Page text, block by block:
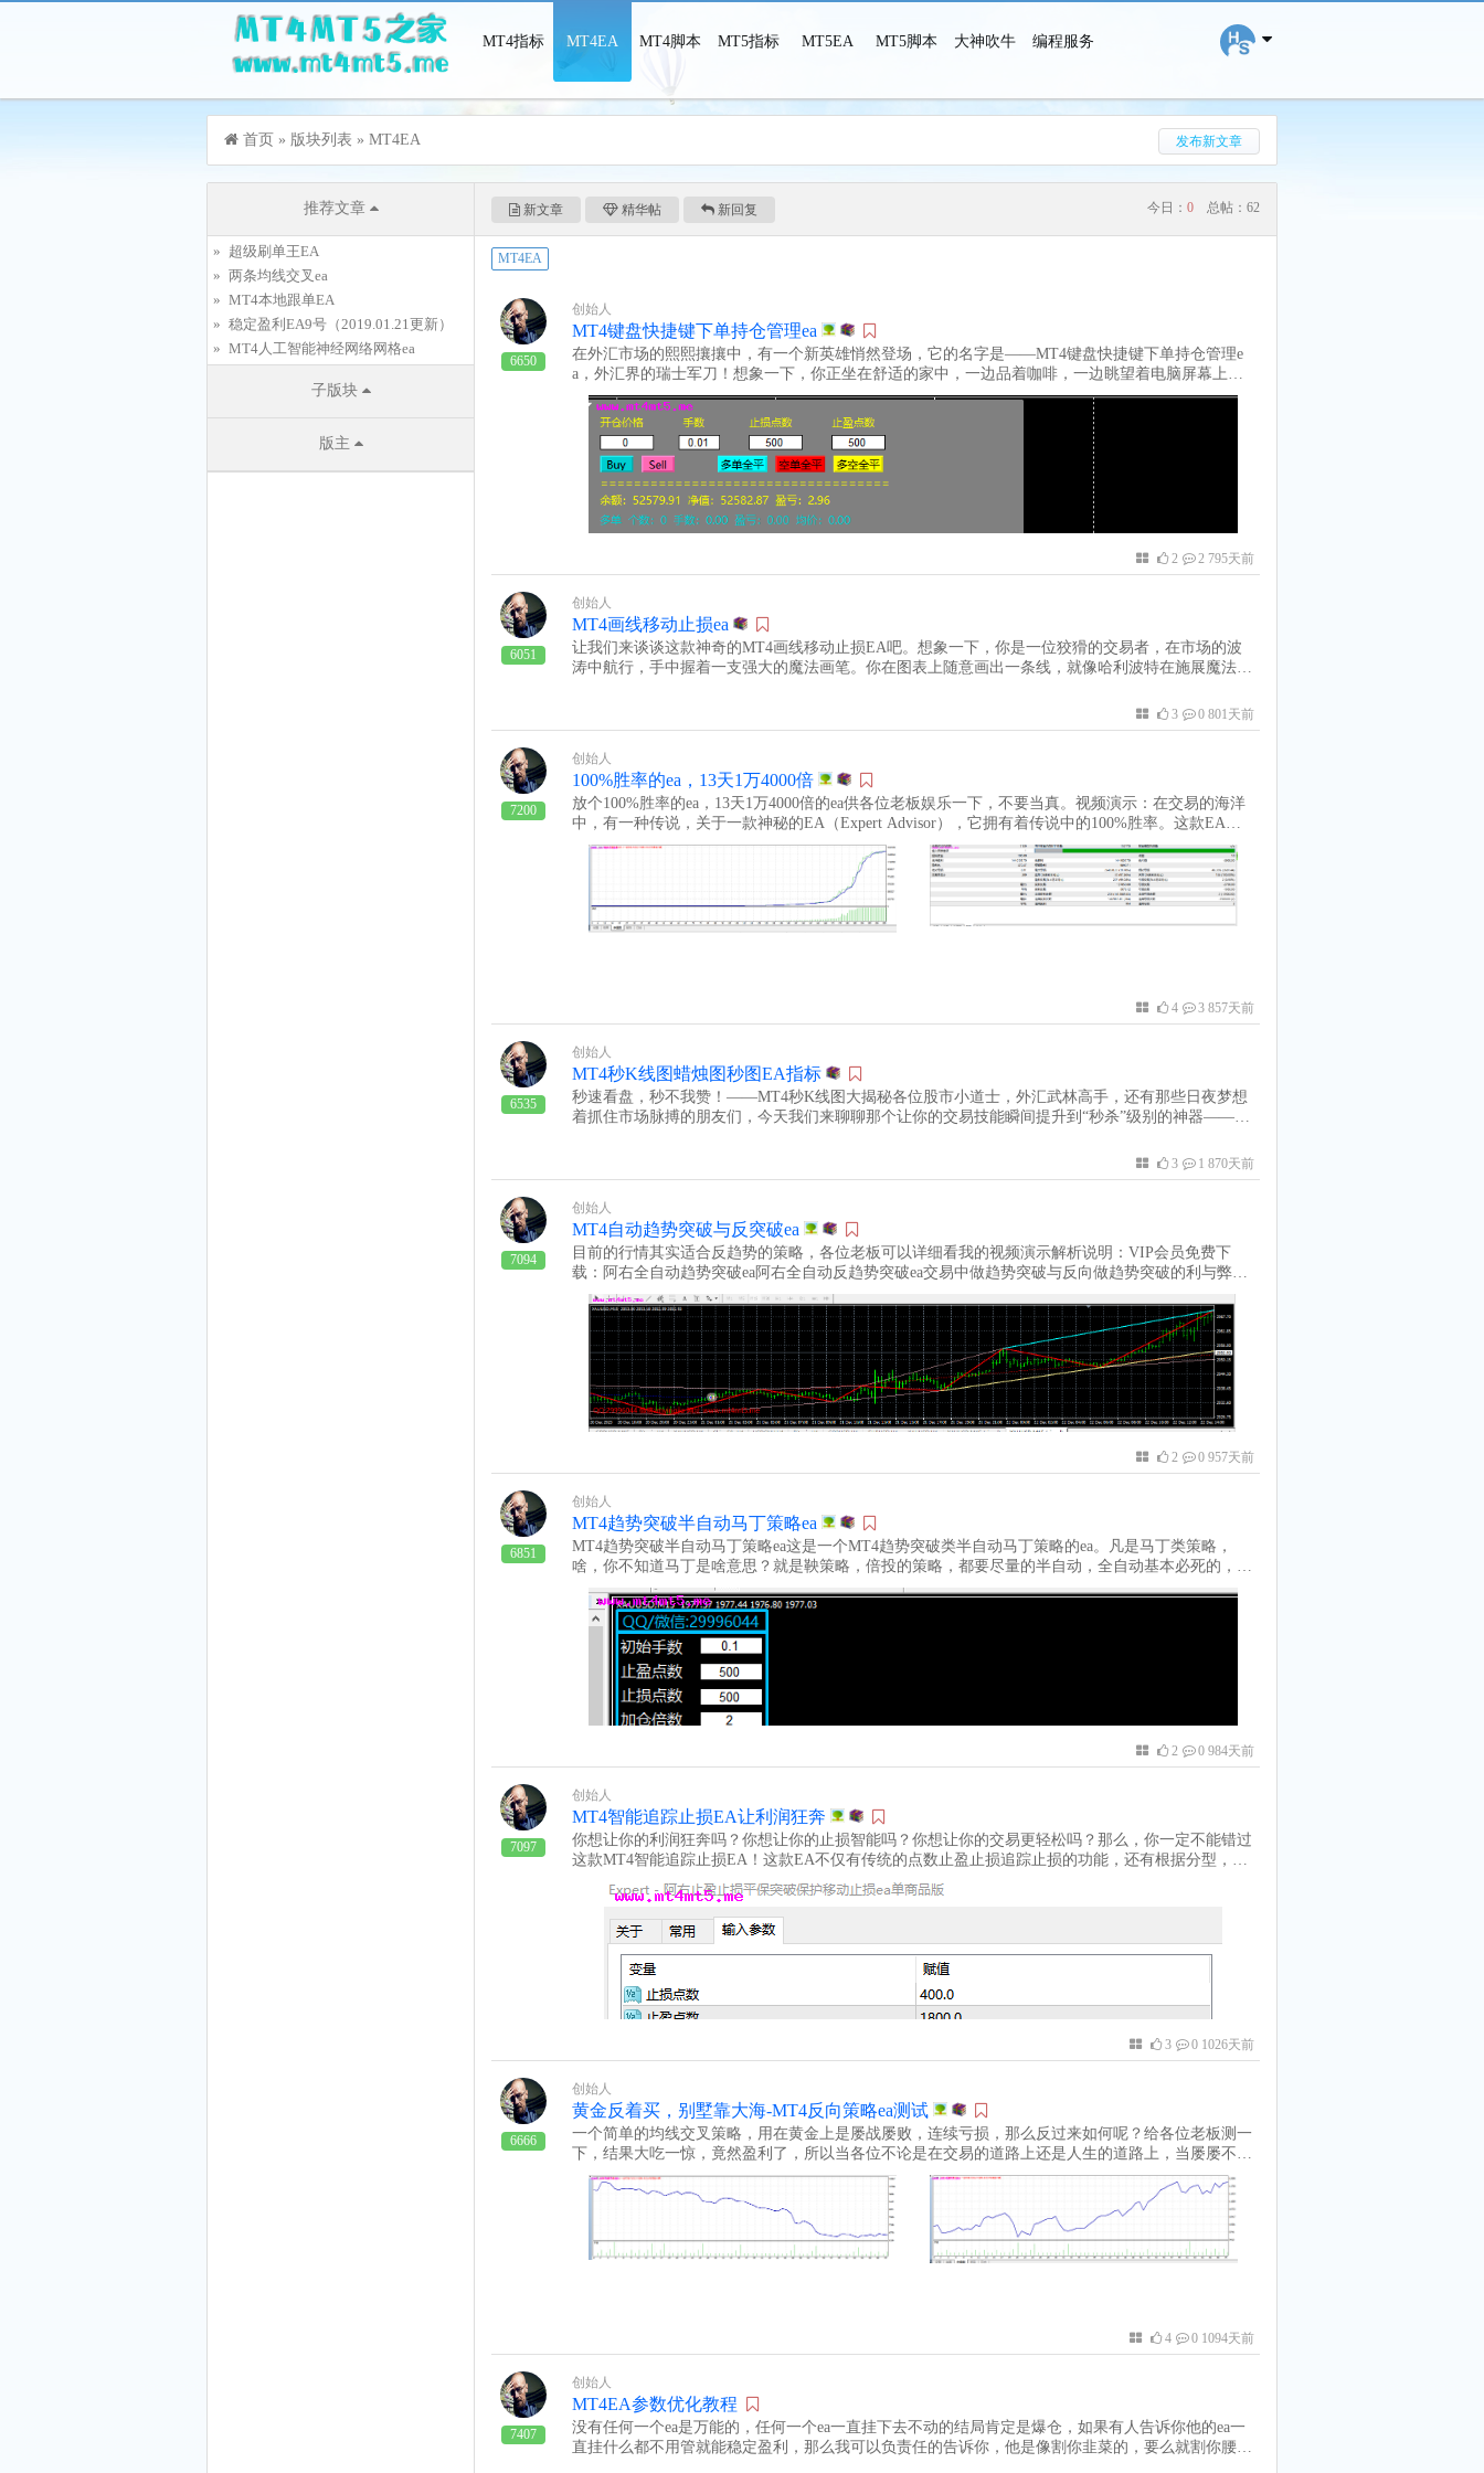
MT4指标 MT4EA MT4脚本 MT5指标 MT5EA MT5脚本 大神吹牛 编程服务
搜 索
首页 » 版块列表 » MT4EA 发布新文章
推荐文章
超级刷单王EA
两条均线交叉ea
MT4本地跟单EA
稳定盈利EA9号（2019.01.21更新）
MT4人工智能神经网络网格ea
子版块
版主
新文章 精华帖 新回复 今日： 0 总帖： 62
MT4EA
6650
创始人
MT4键盘快捷键下单持仓管理ea
在外汇市场的熙熙攘攘中，有一个新英雄悄然登场，它的名字是——MT4键盘快捷键下单持仓管理e
a，外汇界的瑞士军刀！想象一下，你正坐在舒适的家中，一边品着咖啡，一边眺望着电脑屏幕上的
价格波动。突然，市场出现了一个不可错过的机会。这时，你不需要繁琐地点击鼠标，也不需要填写
复杂的订单表格。只需轻轻一按键盘，哒哒哒，订单就像忍者一样悄无声息地滑入市场。是的，这就
是MT4ea的快捷键下单功能，让你的交易快如闪电，准如狙击手。但等等，这还不是全部！如果你是
触屏爱好者，MT4键盘快捷键下单持仓管理ea也考虑到了你的需求。它拥有图表上的按钮，只需轻触
屏幕，就能执行下单、平仓等操作。就像在智能手机上玩游戏一样简单，但这里赢得不是分数，而是
真金白银！而且，MT4键盘快捷键下单持仓管理ea还内置了移动止损功能。就像一个贴心的保镖，当
市场对你不利时，它会悄悄地把你拉到安全区域。你可以安心地去做其他事情，知道你的交易被智能
地照看着。总之，MT4键盘快捷键下单持仓管理ea就像是外汇交易者的超级英雄。它不仅让交易变得
简单快捷，还让你的资金安全得像在银行保险柜里一样。所以，如果你想在外汇市场上大展拳脚，就
让MT4键盘快捷键下单持仓管理ea成为你的得力助手吧！‍现在，告别那些复杂的交易步骤，迎接MT4
键盘快捷键下单持仓管理ea，让每一次交易都成为一次轻松愉快的体验！‍vip会员下载:MT4键盘快捷
键下单持仓管理ea
2 2 795天前
6051
创始人
MT4画线移动止损ea
让我们来谈谈这款神奇的MT4画线移动止损EA吧。想象一下，你是一位狡猾的交易者，在市场的波
涛中航行，手中握着一支强大的魔法画笔。你在图表上随意画出一条线，就像哈利波特在施展魔法一
你在MT4图表上画出一条水平线或射线时，它就能自动识别这条线的价格，并据此调整你的止损点。
这就像是给你的交易装上了一个智能副驾驶，让你即使在离开交易台的时候，也能放心大胆地让你的
价格触及你设定的线时自动执行止损，就像是一个忠诚的守卫，时刻保护着你的资本安全。总之，这
款MT4画线移动止损EA是手动交易者的好帮手，它能让你更加专注于交易策略的制定，而不是一直
盯着屏幕担心价格波动。现在，你只需要一支画笔，就能在这个充满变数的市场中，画出你自己的成
功之路。下载：MT4画线移动止损ea
3 0 801天前
7200
创始人
100%胜率的ea，13天1万4000倍
放个100%胜率的ea，13天1万4000倍的ea供各位老板娱乐一下，不要当真。视频演示：在交易的海洋
中，有一种传说，关于一款神秘的EA（Expert Advisor），它拥有着传说中的100%胜率。这款EA被
称为“NeverLose-a-Lot”，它的传说如此之大，以至于它从未在市场上出现过，因为一旦它开始交易，
所有的市场都会立刻关闭，无法承受它的完美。NeverLose-a-Lot的开发者是一位名叫“阿右”的神秘人
物，他据说是在深山老林中，通过观察松鼠的攀树技巧和蚂蚁的行军路线，领悟了市场的终极秘密。
他的EA使用了一种特别的算法，名为“Flip-a-Coin-O-Matic”，每次交易前，它会抛一个虚拟硬币来决
定是买还是卖。传说中，这个硬币是由古代神话中的金属制成，永远不会落地。但是，有一天，阿右
到有人声称拥有100%胜率的EA时，记得，那可能只是“NeverLose-a-Lot”的传说在继续。而真正的胜
利，不在于永不失败，而在于从失败中学习，变得更加强大。下载：K线稳赢ea
4 3 857天前
6535
创始人
MT4秒K线图蜡烛图秒图EA指标
秒速看盘，秒不我赞！——MT4秒K线图大揭秘各位股市小道士，外汇武林高手，还有那些日夜梦想
着抓住市场脉搏的朋友们，今天我们来聊聊那个让你的交易技能瞬间提升到“秒杀”级别的神器——M
置，而是一种能让你以秒为单位观察市场动态的超级图表。是的，你没听错，就是秒！秒K线图的好
处：1. 实时行情，把握每秒变化：就像超人一样，你的眼睛可以透过秒K线图捕捉到市场的每一个细
出：当你使用秒K线图，你可以像忍者一样迅速进出市场。这就像是在玩一个“现实版”的节奏大师游
戏，只不过这里赚的是真金白银。3. 细致分析，洞察市场深层次：秒K线图就像是给市场做了一个CT
扫描，让你能够看到其他人看不到的东西。这就是你的秘密武器，让你在交易中总是走在别人前面。
4. 情绪控制，冷静应对：当你能够看到市场的每一次呼吸，你就能够更冷静地应对。不再是那个因为
一根大阴线就心慌慌的小白，而是成为了那个淡定从容的交易大师。5. 策略测试，秒速优化：秒K线
图让你的策略测试变得更加高效。你可以快速验证你的交易策略，确保它们在市场的激烈战斗中能够
存活下来。所以，亲爱的朋友们，如果你还在使用那些“慢吞吞”的K线图，那你就OUT啦！快来试试
MT4的秒K线图，让你的交易如同开了挂一般，秒速飙升！记住，交易就像是一场没有硝烟的战争，
而秒K线图，就是你手中的利剑。拔剑吧，少侠，市场的江湖等你来闯！MT4秒K线图下载：MT4秒K
线使用视频教程：
3 1 870天前
7094
创始人
MT4自动趋势突破与反突破ea
目前的行情其实适合反趋势的策略，各位老板可以详细看我的视频演示解析说明：VIP会员免费下
载：阿右全自动趋势突破ea阿右全自动反趋势突破ea交易中做趋势突破与反向做趋势突破的利与弊趋
势是交易者的朋友，这是一个经典的交易格言。但是，趋势有时候也会变成敌人，尤其是当它出现假
突破的时候。假突破是指价格在突破了某个重要的支撑或阻力位后，没有继续沿着突破的方向运行，
而是迅速回落或反弹，形成一个陷阱。假突破通常会造成顺势交易者的损失，而给逆势交易者带来机
会。那么，我们应该如何在交易中处理趋势突破和假突破呢？我们应该顺势做突破，还是反向做突破
呢？这两种策略各有什么优缺点呢？下面我们来一一分析。顺势做突破顺势做突破，就是在价格突破
了某个趋势线或水平线后，跟随价格的方向进行买入或卖出。这种策略的优点是，如果突破是真实
的，那么我们就能抓住趋势的延续，获得较大的利润。而且，顺势做突破也比较符合市场的惯性，因
为价格往往会沿着突破的方向继续运行，直到遇到更强的支撑或阻力。顺势做突破的缺点是，如果突
破是假的，那么我们就会陷入一个陷阱，遭受损失。而且，顺势做突破也需要较高的技术水平，因为
我们需要判断突破的质量，比如突破的力度、幅度、交易量等。如果我们盲目地追随每一个突破，那
么我们很可能会被市场淘汰。反向做突破反向做突破，就是在价格突破了某个趋势线或水平线后，反
着价格的方向进行买入或卖出。这种策略的优点是，如果突破是假的，那么我们就能抓住价格的回
调，获得较小的利润。而且，反向做突破也比较符合市场的心理，因为价格往往会在突破后出现一定
的回吐，因为市场的恐惧或贪婪。反向做突破的缺点是，如果突破是真的，那么我们就会错过趋势的
延续，错失较大的利润。而且，反向做突破也需要较高的风险控制，因为我们需要设定合理的止损，
避免价格继续沿着突破的方向运行，造成巨大的损失。总结交易中做趋势突破与反向做趋势突破，都
有各自的利与弊，没有绝对的好与坏。我们应该根据自己的风格、目标、能力和市场情况，选择适合
自己的策略。无论我们选择哪种策略，我们都应该遵循以下几个原则：• 选择合适的周期，一般来
说，越高的周期，突破的可信度越高，假突破的概率越低。• 观察突破的形态，一般来说，越明显的
突破，越有可能是真实的，比如有放量、有跳空、有连续的K线等。• 确定突破的位置，一般来说，
越重要的支撑或阻力位，突破的意义越大，比如历史高低点、整数关口、均线等。• 等待突破的确
认，一般来说，越多的确认信号，突破的可靠性越高，比如有回踩、有持续、有突破后的形态等。•
控制好风险，一般来说，越小的风险，越有利于长期的盈利，比如设定合理的止损、控制好仓位、及
2 0 957天前
6851
创始人
MT4趋势突破半自动马丁策略ea
MT4趋势突破半自动马丁策略ea这是一个MT4趋势突破类半自动马丁策略的ea。凡是马丁类策略，
啥，你不知道马丁是啥意思？就是鞅策略，倍投的策略，都要尽量的半自动，全自动基本必死的，参
数有初始手数，止盈点数，止损点数，加码倍数。减仓次数等。可以点击图表的做多做空按钮，直接
做多做空。第一单也可以设置做多做空的挂单来进行交易。任何行情都不可能一直震荡，这个ea就是
赌的趋势起来，我们大赚一笔。VIP会员下载：MT4趋势突破半自动马丁策略ea
2 0 984天前
7097
创始人
MT4智能追踪止损EA让利润狂奔
你想让你的利润狂奔吗？你想让你的止损智能吗？你想让你的交易更轻松吗？那么，你一定不能错过
这款MT4智能追踪止损EA！这款EA不仅有传统的点数止盈止损追踪止损的功能，还有根据分型，AT
R，ZIGZAG指标智能追踪止损的功能。它可以根据市场波动和趋势变化，自动调整止损位置，让你
的利润最大化，风险最小化。无论是多头还是空头，无论是震荡还是趋势，无论是日内还是长线，这
款EA都可以帮你实现智能追踪止损，让你的交易更有效率，更有乐趣。这款EA的使用方法也非常简
单，只要在MT4平台上安装好，然后在你想要交易的货币对上启动它，就可以开始享受它的强大功能
了。你可以根据自己的喜好和风险偏好，设置好止盈止损点数，以及选择你想要使用的追踪止损模
式。这款EA支持四种追踪止损模式：分型追踪止损、ATR追踪止损、ZIGZAG追踪止损和固定点数追
踪止损。每种模式都有自己的优势和特点，你可以根据市场情况和交易策略，灵活切换和组合使用。
这款EA还有一个特别的功能，就是可以在图表上显示出当前的止损位置和历史的交易记录，让你一
目了然地看到自己的交易效果和进步。 这款MT4智能追踪止损EA是一款值得你拥有的神器，它可以
让你的利润狂奔，让你的交易更轻松。赶快下载用起来吧！下载：MT4智能追踪止损EA
3 0 1026天前
6666
创始人
黄金反着买，别墅靠大海-MT4反向策略ea测试
一个简单的均线交叉策略，用在黄金上是屡战屡败，连续亏损，那么反过来如何呢？给各位老板测一
下，结果大吃一惊，竟然盈利了，所以当各位不论是在交易的道路上还是人生的道路上，当屡屡不得
志，屡屡失败的时候，不妨朝相反的方向走一下，也许柳暗花明又一村。正向交易测试图：反向交易
测试图：EA下载：均线交叉开仓ea正向均线交叉开仓ea反向
4 0 1094天前
7407
创始人
MT4EA参数优化教程
没有任何一个ea是万能的，任何一个ea一直挂下去不动的结局肯定是爆仓，如果有人告诉你他的ea一
直挂什么都不用管就能稳定盈利，那么我可以负责任的告诉你，他是像割你韭菜的，要么就割你腰